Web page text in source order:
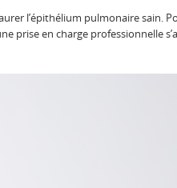
l’épithélium pulmonaire sain.
prise en charge professionnelle